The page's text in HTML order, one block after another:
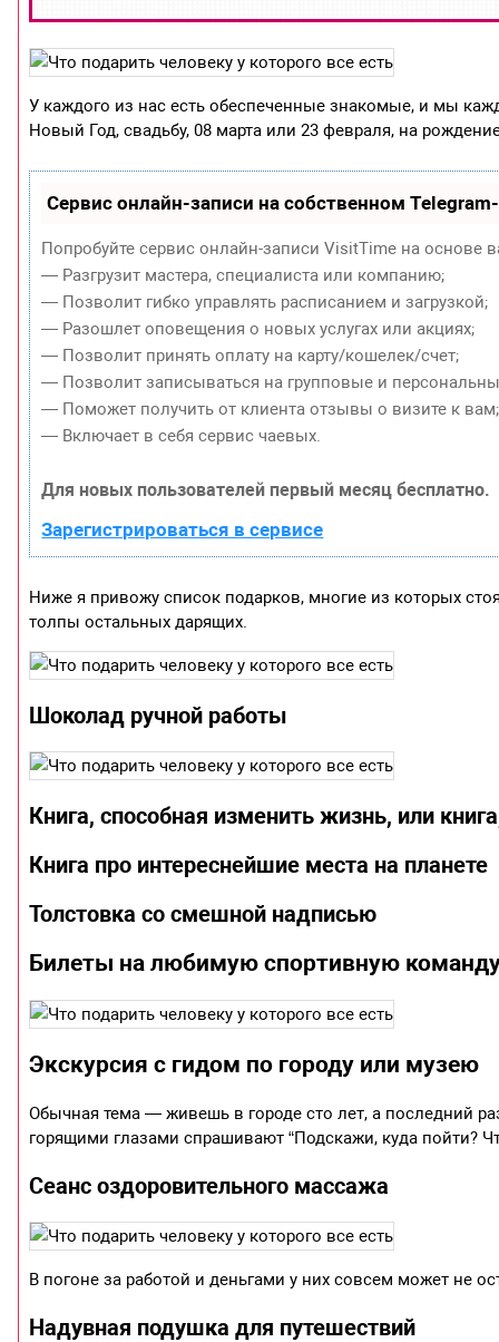
У каждого из нас есть обеспеченные знакомые, и мы
Новый Год, свадьбу, 08 марта или 23 февраля, на
Сервис онлайн-записи на собственном
Попробуйте сервис онлайн-записи VisitTime на основе
— Разгрузит мастера, специалиста или компанию;
— Позволит гибко управлять расписанием и загрузкой;
— Разошлет оповещения о новых услугах или акциях;
— Позволит принять оплату на карту/кошелек/счет;
— Позволит записываться на групповые и
— Поможет получить от клиента отзывы о визите к вам;
— Включает в себя сервис чаевых.
Для новых пользователей первый месяц бесплатно.
Зарегистрироваться в сервисе
Ниже я привожу список подарков, многие из которых
толпы остальных дарящих.
Шоколад ручной работы
Книга, способная изменить жизнь, или
Книга про интереснейшие места на планете
Толстовка со смешной надписью
Билеты на любимую спортивную
Экскурсия с гидом по городу или музею
Обычная тема — живешь в городе сто лет, а последний
горящими глазами спрашивают “Подскажи, куда
Сеанс оздоровительного массажа
В погоне за работой и деньгами у них совсем может не
Надувная подушка для путешествий